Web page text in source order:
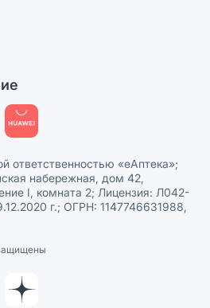
персональных данных
ответственностью «еАптека»;
набережная, дом 42,
I, комната 2; Лицензия: Л042-
г.; ОГРН: 1147746631988,